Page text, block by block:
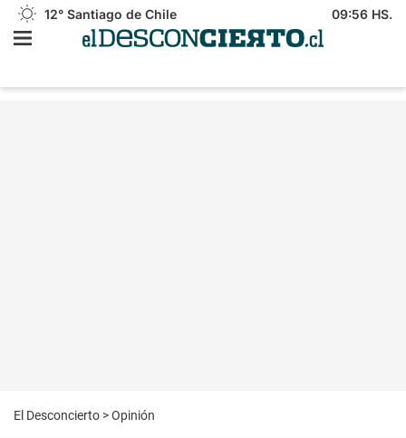
12° Santiago de Chile 09:56 HS.
El Desconcierto >Opinión